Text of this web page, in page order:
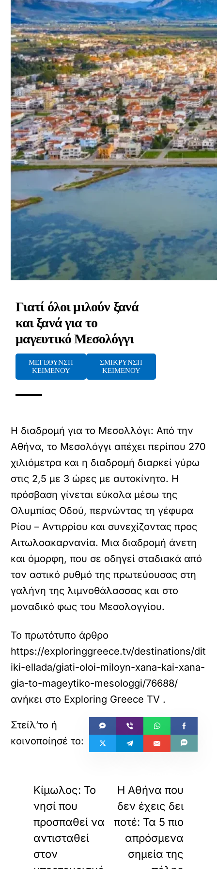
Γιατί όλοι μιλούν ξανά
και ξανά για το
μαγευτικό Μεσολόγγι
ΜΕΓΕΘΥΝΣΗ
ΚΕΙΜΕΝΟΥ
ΣΜΙΚΡΥΝΣΗ
ΚΕΙΜΕΝΟΥ
Η διαδρομή για το Μεσολλόγι: Από την
Αθήνα, το Μεσολόγγι απέχει περίπου 270
χιλιόμετρα και η διαδρομή διαρκεί γύρω
στις 2,5 με 3 ώρες με αυτοκίνητο. Η
πρόσβαση γίνεται εύκολα μέσω της
Ολυμπίας Οδού, περνώντας τη γέφυρα
Ρίου – Αντιρρίου και συνεχίζοντας προς
Αιτωλοακαρνανία. Μια διαδρομή άνετη
και όμορφη, που σε οδηγεί σταδιακά από
τον αστικό ρυθμό της πρωτεύουσας στη
γαλήνη της λιμνοθάλασσας και στο
μοναδικό φως του Μεσολογγίου.
Το πρωτότυπο άρθρο
https://exploringgreece.tv/destinations/dit
iki-ellada/giati-oloi-miloyn-xana-kai-xana-
gia-to-mageytiko-mesologgi/76688/
ανήκει στο Exploring Greece TV .
Κίμωλος: Το
νησί που
προσπαθεί να
αντισταθεί
στον
Η Αθήνα που
δεν έχεις δει
ποτέ: Τα 5 πιο
απρόσμενα
σημεία της